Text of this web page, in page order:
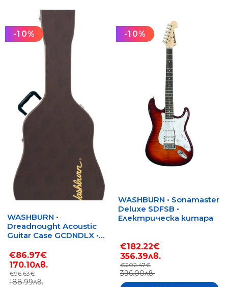
-10%
WASHBURN •
Dreadnought Acoustic
Guitar Case GCDNDLX •
дредноут китара
€86.97€
170.10лв.
€96.63€
188.99лв.
-10%
WASHBURN • Sonamaster
Deluxe SDFSB •
Електрическа китара
€182.22€
356.39лв.
€202.47€
396.00лв.